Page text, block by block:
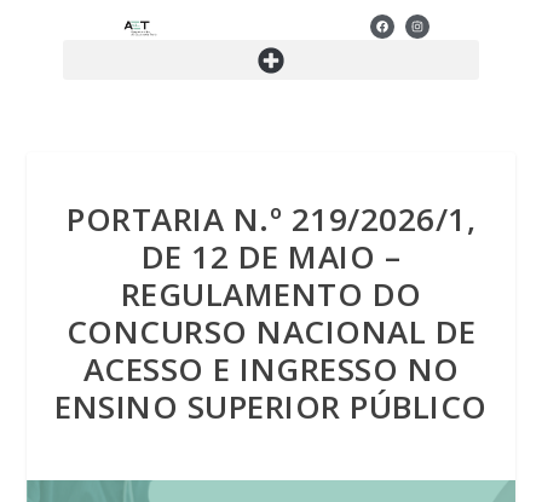
PORTARIA N.º 219/2026/1,
DE 12 DE MAIO –
REGULAMENTO DO
CONCURSO NACIONAL DE
ACESSO E INGRESSO NO
ENSINO SUPERIOR PÚBLICO